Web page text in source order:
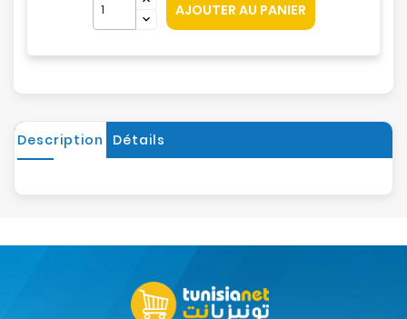
AJOUTER AU PANIER
Description Détails